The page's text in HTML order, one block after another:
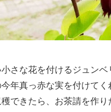
さな花を付けるジュンベ
年真っ赤な実を付けてく
できたら、お茶請を作り